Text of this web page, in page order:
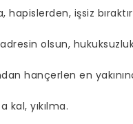
hapislerden, işsiz
olsun,
hançerlen en
kal, yıkılma.